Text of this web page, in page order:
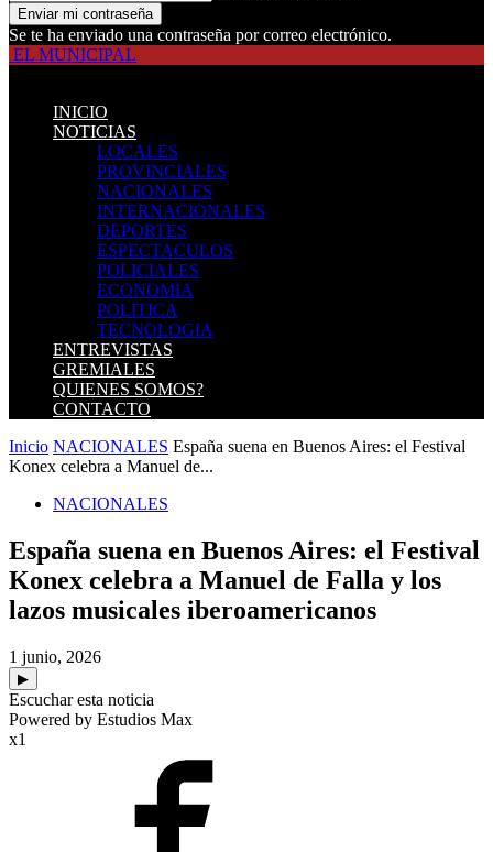
Se te ha enviado una contraseña por correo electrónico.
EL MUNICIPAL
INICIO
NOTICIAS
LOCALES
PROVINCIALES
NACIONALES
INTERNACIONALES
DEPORTES
ESPECTACULOS
POLICIALES
ECONOMIA
POLITICA
TECNOLOGIA
ENTREVISTAS
GREMIALES
QUIENES SOMOS?
CONTACTO
Inicio NACIONALES España suena en Buenos Aires: el Festival
Konex celebra a Manuel de...
NACIONALES
España suena en Buenos Aires: el Festival
Konex celebra a Manuel de Falla y los
lazos musicales iberoamericanos
1 junio, 2026
▶
Escuchar esta noticia
Powered by Estudios Max
x1